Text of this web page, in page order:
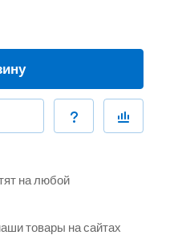
на любой
товары на сайтах